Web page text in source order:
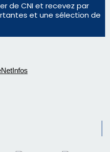
de CNI et recevez par
et une sélection de